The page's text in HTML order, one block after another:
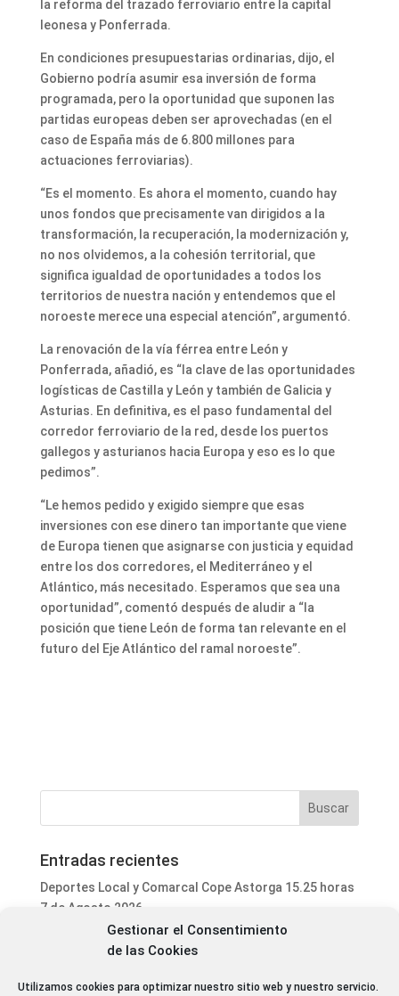
Gestionar el Consentimiento
de las Cookies
Utilizamos cookies para optimizar nuestro sitio web y nuestro servicio.
la reforma del trazado ferroviario entre la capital
leonesa y Ponferrada.
En condiciones presupuestarias ordinarias, dijo, el
Gobierno podría asumir esa inversión de forma
programada, pero la oportunidad que suponen las
partidas europeas deben ser aprovechadas (en el
caso de España más de 6.800 millones para
actuaciones ferroviarias).
“Es el momento. Es ahora el momento, cuando hay
unos fondos que precisamente van dirigidos a la
transformación, la recuperación, la modernización y,
no nos olvidemos, a la cohesión territorial, que
significa igualdad de oportunidades a todos los
territorios de nuestra nación y entendemos que el
noroeste merece una especial atención”, argumentó.
La renovación de la vía férrea entre León y
Ponferrada, añadió, es “la clave de las oportunidades
logísticas de Castilla y León y también de Galicia y
Asturias. En definitiva, es el paso fundamental del
corredor ferroviario de la red, desde los puertos
gallegos y asturianos hacia Europa y eso es lo que
pedimos”.
“Le hemos pedido y exigido siempre que esas
inversiones con ese dinero tan importante que viene
de Europa tienen que asignarse con justicia y equidad
entre los dos corredores, el Mediterráneo y el
Atlántico, más necesitado. Esperamos que sea una
oportunidad”, comentó después de aludir a “la
posición que tiene León de forma tan relevante en el
futuro del Eje Atlántico del ramal noroeste”.
Entradas recientes
Deportes Local y Comarcal Cope Astorga 15.25 horas
7 de Agosto 2026
Informativo Mediodía Cope Astorga 14.20 horas 7 de
Agosto 2026
San Justo de la Vega acoge este fin de semana un